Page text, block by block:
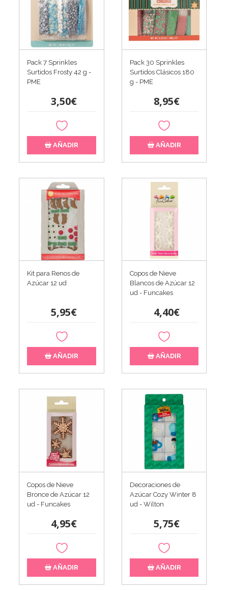
Pack 7 Sprinkles
Surtidos Frosty 42 g -
PME
3,50€
AÑADIR
Pack 30 Sprinkles
Surtidos Clásicos 180
g - PME
8,95€
AÑADIR
Kit para Renos de
Azúcar 12 ud
5,95€
AÑADIR
Copos de Nieve
Blancos de Azúcar 12
ud - Funcakes
4,40€
AÑADIR
Copos de Nieve
Bronce de Azúcar 12
ud - Funcakes
4,95€
AÑADIR
Decoraciones de
Azúcar Cozy Winter 8
ud - Wilton
5,75€
AÑADIR